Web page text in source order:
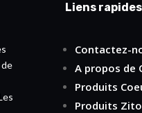
Liens rapides
Contactez-
A propos de
Produits
Produits